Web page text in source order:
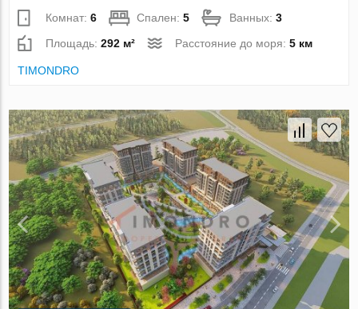
Комнат:6 Спален:5 Ванных:3
Площадь:292 м² Расстояние до моря:5 км
TIMONDRO